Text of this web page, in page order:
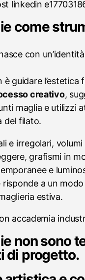
come
con
è guidare l’estetica
creativo,
maglia e utilizzi
del filato.
e irregolari,
grafismi in
e
risponde a un
estiva.
non sono
di progetto.